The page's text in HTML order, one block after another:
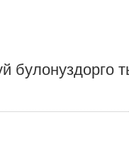
булонуздорго